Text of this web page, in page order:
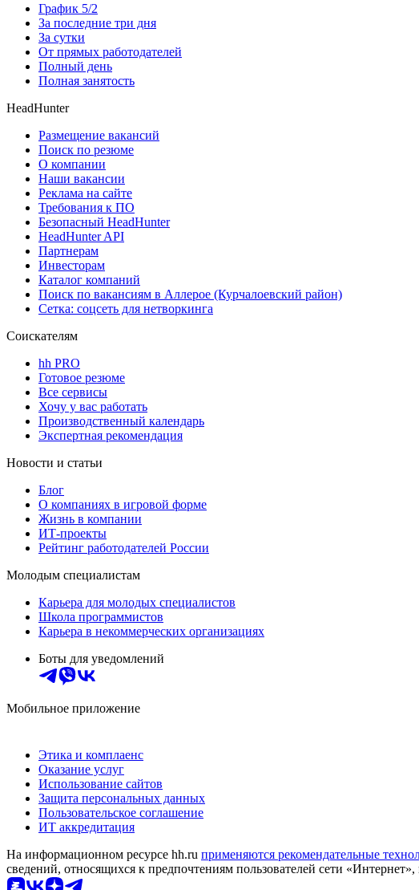
График 5/2
За последние три дня
За сутки
От прямых работодателей
Полный день
Полная занятость
HeadHunter
Размещение вакансий
Поиск по резюме
О компании
Наши вакансии
Реклама на сайте
Требования к ПО
Безопасный HeadHunter
HeadHunter API
Партнерам
Инвесторам
Каталог компаний
Поиск по вакансиям в Аллерое (Курчалоевский район)
Сетка: соцсеть для нетворкинга
Соискателям
hh PRO
Готовое резюме
Все сервисы
Хочу у вас работать
Производственный календарь
Экспертная рекомендация
Новости и статьи
Блог
О компаниях в игровой форме
Жизнь в компании
ИТ-проекты
Рейтинг работодателей России
Молодым специалистам
Карьера для молодых специалистов
Школа программистов
Карьера в некоммерческих организациях
Боты для уведомлений
Мобильное приложение
Этика и комплаенс
Оказание услуг
Использование сайтов
Защита персональных данных
Пользовательское соглашение
ИТ аккредитация
На информационном ресурсе hh.ru применяются рекомендательные
сведений, относящихся к предпочтениям пользователей сети